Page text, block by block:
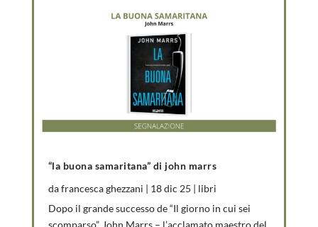
“la buona samaritana” di john marrs
dafrancesca ghezzani | 18 dic 25 | libri
Dopo il grande successo de “Il giorno in cui sei
scomparso”, John Marrs – l’acclamato maestro del